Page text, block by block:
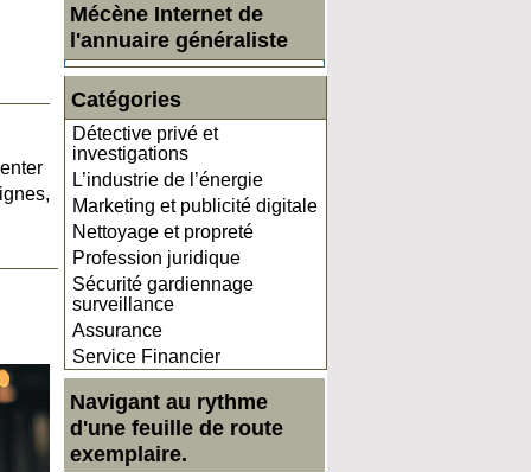
Mécène Internet de
l'annuaire généraliste
Catégories
Détective privé et
investigations
L’industrie de l’énergie
Marketing et publicité digitale
Nettoyage et propreté
Profession juridique
Sécurité gardiennage
surveillance
Assurance
Service Financier
Navigant au rythme
d'une feuille de route
exemplaire.